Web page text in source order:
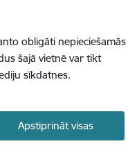
obligāti nepieciešamās
šajā vietnē var tikt
sīkdatnes.
Apstiprināt visas